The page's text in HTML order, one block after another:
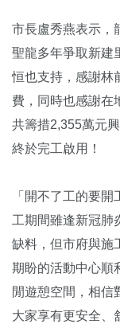
市長盧秀燕表示，
聖龍多年爭取新建
恒也支持，感謝林
費，同時也感謝在
共籌措2,355萬元
終於完工啟用！
「開不了工的要
工期間雖逢新冠肺
缺料，但市府與施
期盼的活動中心順
閒遊憩空間，相信
大家享有更安全、